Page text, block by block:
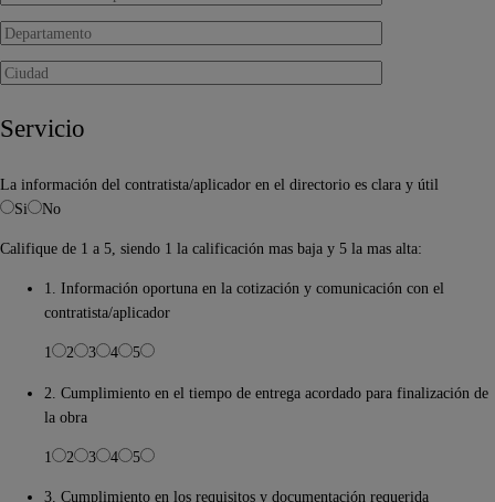
Servicio
La información del contratista/aplicador en el directorio es clara y útil
Si
No
Califique de 1 a 5, siendo 1 la calificación mas baja y 5 la mas alta:
1. Información oportuna en la cotización y comunicación con el
contratista/aplicador
1 2 3 4 5
2. Cumplimiento en el tiempo de entrega acordado para finalización de
la obra
1 2 3 4 5
3. Cumplimiento en los requisitos y documentación requerida